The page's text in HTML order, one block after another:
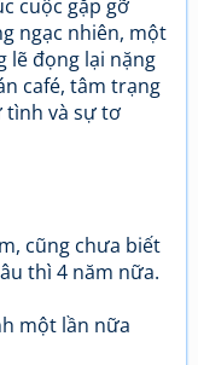
cuộc gặp gỡ
ngạc nhiên, một
lẽ đọng lại nặng
café, tâm trạng
tình và sự tơ
cũng chưa biết
thì 4 năm nữa.
một lần nữa